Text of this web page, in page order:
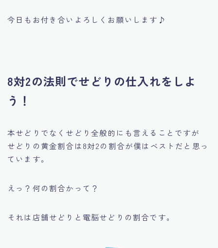
今日もお付き合いよろしくお願いします♪
8対2の法則でせどりの仕入れをしよ
う！
本せどりでなくせどり全般的にも言えることですが
せどりの黄金割合は8対2の割合が僕はベストだと思っ
ています。
えっ？何の割合かって？
それは店舗せどりと電脳せどりの割合です。